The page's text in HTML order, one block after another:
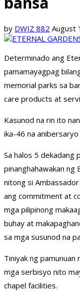
by DWIZ 882 August
Determinado ang
pamamayagpag
memorial parks sa
care products at
Kasunod na rin ito
ika-46 na
Sa halos 5 dekadang
pinanghahawakan ng
nitong si
ang commitment at
mga pilipinong
buhay at
sa mga susunod na
Tiniyak ng
mga serbisyo nito
chapel facilities.